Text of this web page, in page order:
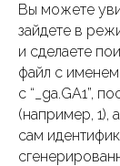
Вы можете
зайдете в
и сделаете
файл c
c “_ga.GA1”,
(например, 1),
сам